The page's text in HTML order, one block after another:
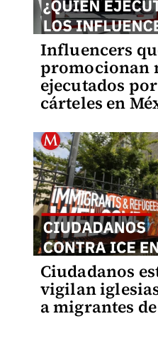
Influencers
promocionan
ejecutados
cárteles en
Ciudadanos
vigilan
a migrantes